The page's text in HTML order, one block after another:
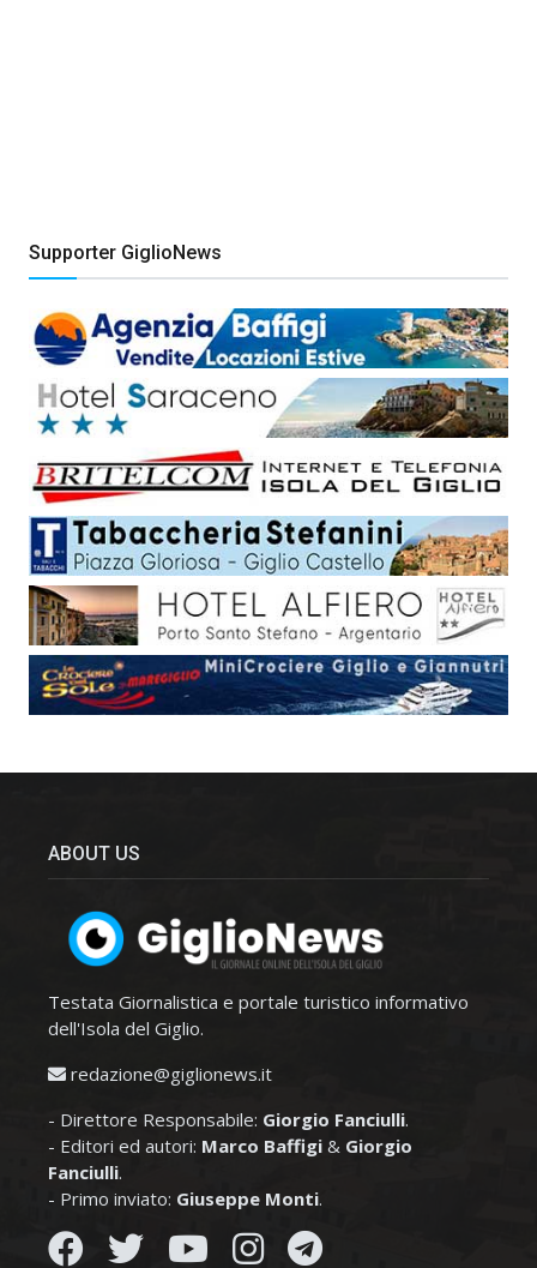
Supporter GiglioNews
ABOUT US
Testata Giornalistica e portale turistico informativo
dell'Isola del Giglio.
redazione@giglionews.it
- Direttore Responsabile: Giorgio Fanciulli.
- Editori ed autori: Marco Baffigi & Giorgio
Fanciulli.
- Primo inviato: Giuseppe Monti.